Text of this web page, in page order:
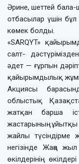
Әрине, шеттей бала-
отбасылар үшін
көмек болды.
«SARQYT»
салт-
әдет — ғұрпын
қайырымдылық
Акциясы
облыстық
жатқан барша
жастарының
жайлы түсіндірме
негізінде Жаңа
өкілдерінің